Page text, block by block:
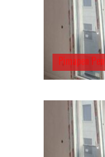
Pimapen